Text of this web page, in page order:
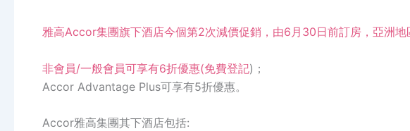
雅高Accor集團旗下酒店今個第2次減價促銷，由6月30日前訂房，亞洲地
非會員/一般會員可享有6折優惠(免費登記)；
Accor Advantage Plus可享有5折優惠。
Accor雅高集團其下酒店包括: